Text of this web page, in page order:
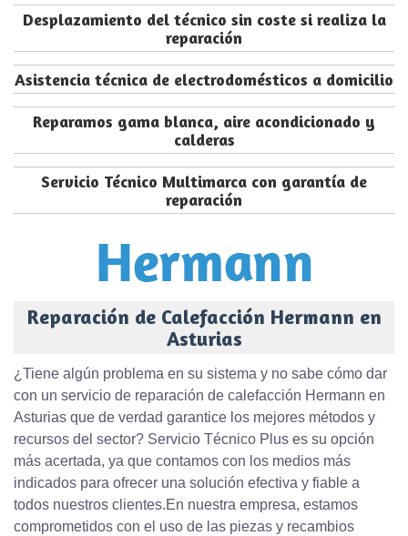
Desplazamiento del técnico sin coste si realiza la
reparación
Asistencia técnica de electrodomésticos a domicilio
Reparamos gama blanca, aire acondicionado y
calderas
Servicio Técnico Multimarca con garantía de
reparación
Reparación de Calefacción Hermann en
Asturias
¿Tiene algún problema en su sistema y no sabe cómo dar
con un servicio de reparación de calefacción Hermann en
Asturias que de verdad garantice los mejores métodos y
recursos del sector? Servicio Técnico Plus es su opción
más acertada, ya que contamos con los medios más
indicados para ofrecer una solución efectiva y fiable a
todos nuestros clientes.En nuestra empresa, estamos
comprometidos con el uso de las piezas y recambios